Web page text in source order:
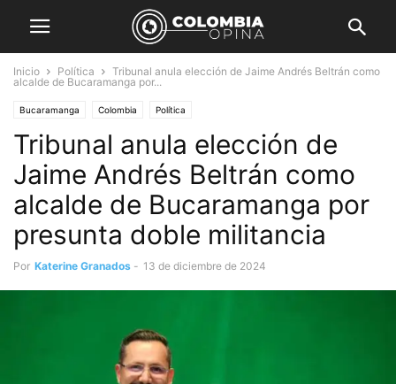
Inicio Política
Tribunal anula elección de Jaime Andrés Beltrán como
alcalde de Bucaramanga por...
Bucaramanga Colombia Política
Tribunal anula elección de
Jaime Andrés Beltrán como
alcalde de Bucaramanga por
presunta doble militancia
Por Katerine Granados - 13 de diciembre de 2024